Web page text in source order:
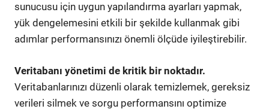
sunucusu için uygun yapılandırma ayarları yapmak,
yük dengelemesini etkili bir şekilde kullanmak gibi
adımlar performansınızı önemli ölçüde iyileştirebilir.
Veritabanı yönetimi de kritik bir noktadır.
Veritabanlarınızı düzenli olarak temizlemek, gereksiz
verileri silmek ve sorgu performansını optimize